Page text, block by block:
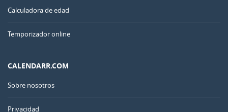
Calculadora de edad
Temporizador online
CALENDARR.COM
Sobre nosotros
Privacidad